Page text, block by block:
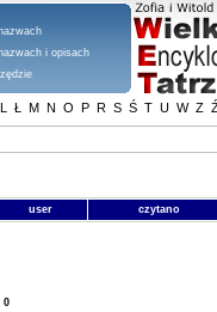
i opisach
L Ł M N O P R S Ś T U W Z
user czytano
0